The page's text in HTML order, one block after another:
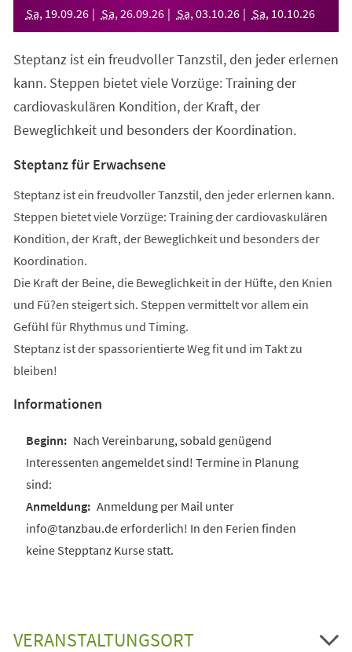
Sa, 19.09.26 Sa, 26.09.26 Sa, 03.10.26 Sa, 10.10.26
Steptanz ist ein freudvoller Tanzstil, den jeder erlernen
kann. Steppen bietet viele Vorzüge: Training der
cardiovaskulären Kondition, der Kraft, der
Beweglichkeit und besonders der Koordination.
Steptanz für Erwachsene
Steptanz ist ein freudvoller Tanzstil, den jeder erlernen kann.
Steppen bietet viele Vorzüge: Training der cardiovaskulären
Kondition, der Kraft, der Beweglichkeit und besonders der
Koordination.
Die Kraft der Beine, die Beweglichkeit in der Hüfte, den Knien
und Fü?en steigert sich. Steppen vermittelt vor allem ein
Gefühl für Rhythmus und Timing.
Steptanz ist der spassorientierte Weg fit und im Takt zu
bleiben!
Informationen
Nach Vereinbarung, sobald genügend
Interessenten angemeldet sind! Termine in Planung
sind:
Anmeldung per Mail unter
info@tanzbau.de erforderlich! In den Ferien finden
keine Stepptanz Kurse statt.
VERANSTALTUNGSORT